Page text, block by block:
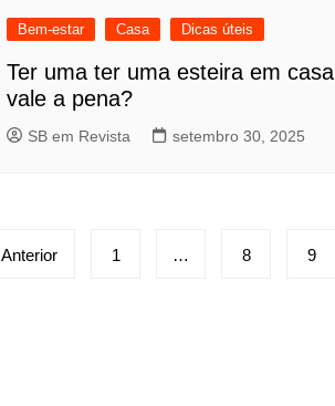
Bem-estar Casa Dicas úteis
Ter uma ter uma esteira em casa
vale a pena?
SB em Revista setembro 30, 2025
Paginação
Anterior 1 … 8 9